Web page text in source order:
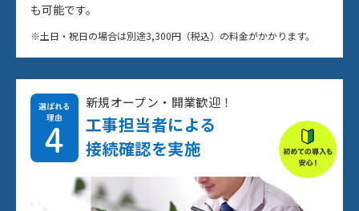
も可能です。
※土日・祝日の場合は別途3,300円（税込）の料金がかかります。
新規オープン・開業歓迎！
工事担当者による
接続確認を実施